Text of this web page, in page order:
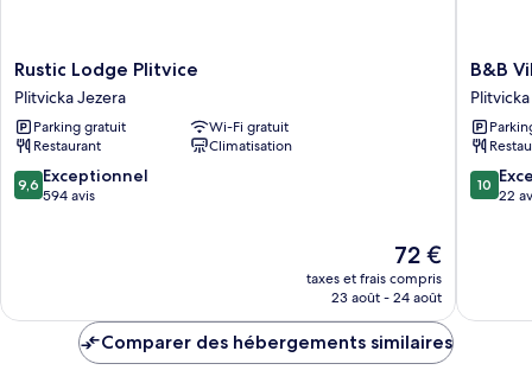
Rustic
Lodge
Plitvice
Plitvicka
Jezera
Rustic Lodge Plitvice
Plitvicka Jezera
Parking gratuit
Wi-Fi gratuit
Restaurant
Climatisation
9.6
sur
9,6 Exceptionnel
594 avis
Le
nouveau
prix
de
72 €
taxes et frais compris
23 août - 24 août
B&B
Villa
Sumrak
Plitvica
Rooms
Plitvicka
Jezera
B&B
10.0
sur
10
22
Comparer des hébergements similaires